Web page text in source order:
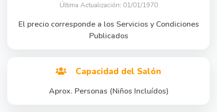
Última Actualización: 01/01/1970
El precio corresponde a los Servicios y Condiciones
Publicados
Capacidad del Salón
Aprox. Personas (Niños Incluídos)